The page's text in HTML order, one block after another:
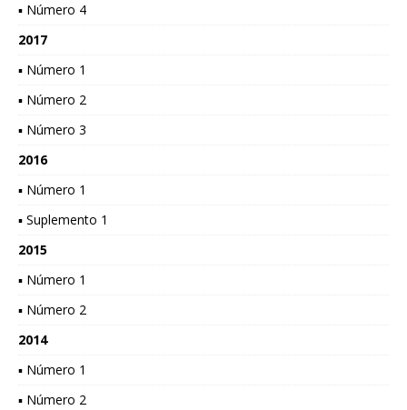
▪ Número 4
2017
▪ Número 1
▪ Número 2
▪ Número 3
2016
▪ Número 1
▪ Suplemento 1
2015
▪ Número 1
▪ Número 2
2014
▪ Número 1
▪ Número 2